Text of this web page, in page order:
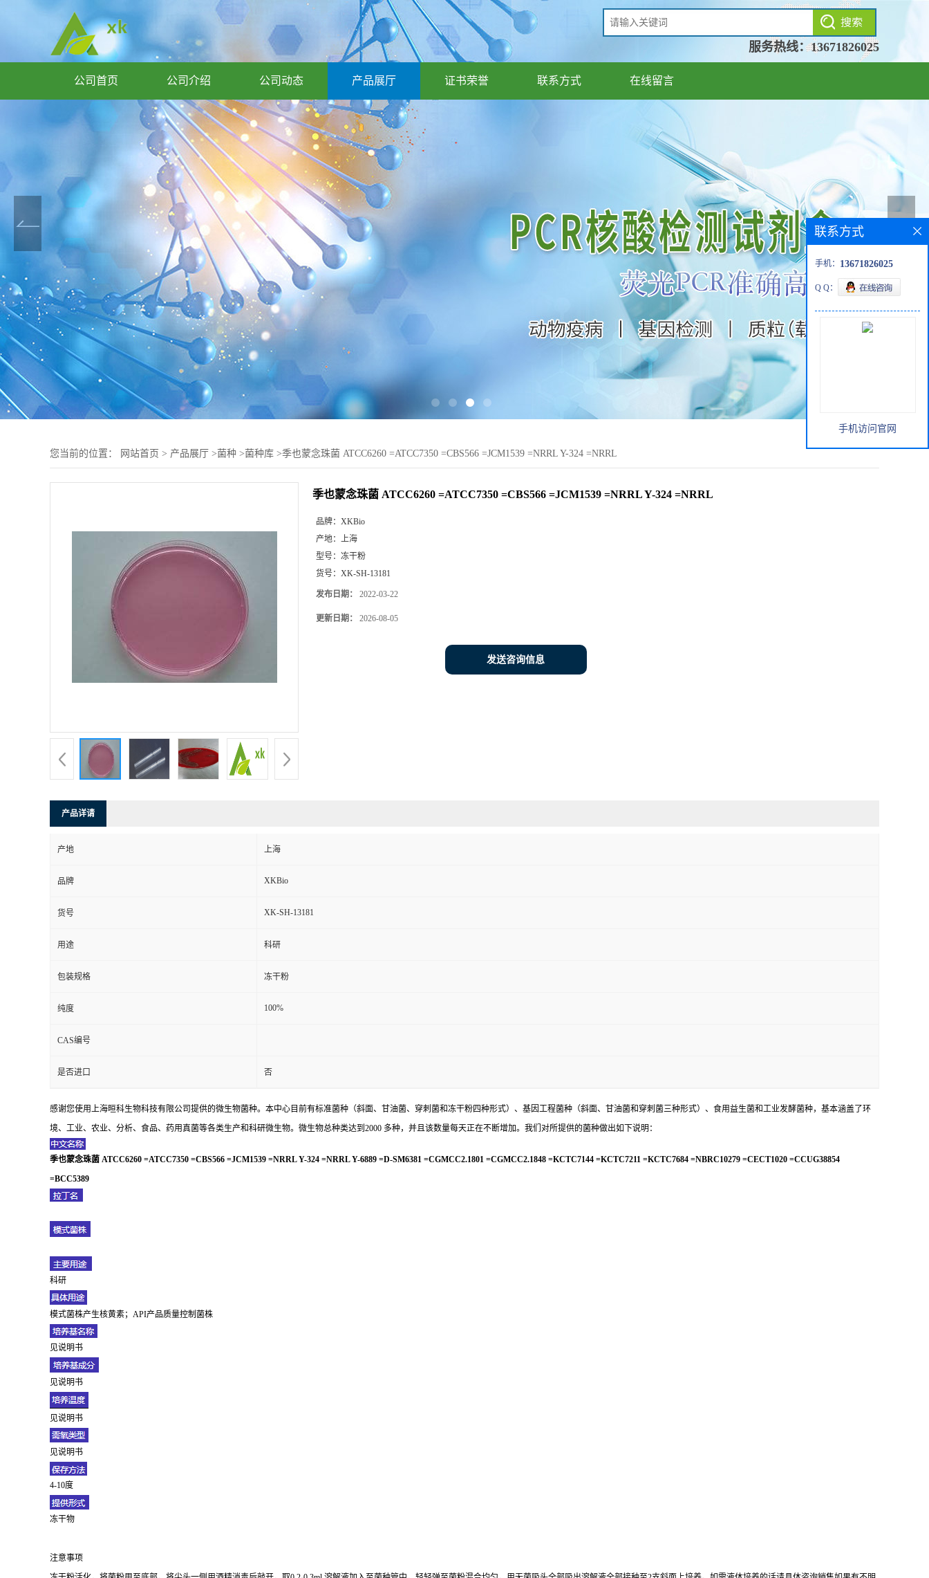
服务热线：13671826025
公司首页 公司介绍 公司动态 产品展厅 证书荣誉 联系方式 在线留言
您当前的位置： 网站首页 > 产品展厅 >菌种 >菌种库 >季也蒙念珠菌 ATCC6260 =ATCC7350 =CBS566 =JCM1539 =NRRL Y-324 =NRRL
季也蒙念珠菌 ATCC6260 =ATCC7350 =CBS566 =JCM1539 =NRRL Y-324 =NRRL
品牌： XKBio
产地： 上海
型号： 冻干粉
货号： XK-SH-13181
发布日期： 2022-03-22
更新日期： 2026-08-05
发送咨询信息
产品详请
产地 上海
品牌 XKBio
货号 XK-SH-13181
用途 科研
包装规格 冻干粉
纯度 100%
CAS编号
是否进口 否
感谢您使用上海晅科生物科技有限公司提供的微生物菌种。本中心目前有标准菌种（斜面、甘油菌、穿刺菌和冻干粉四种形式）、基因工程菌种（斜面、甘油菌和穿刺菌三种形式）、食用益生菌和工业发酵菌种，基本涵盖了环
境、工业、农业、分析、食品、药用真菌等各类生产和科研微生物。微生物总种类达到2000 多种，并且该数量每天正在不断增加。我们对所提供的菌种做出如下说明：
季也蒙念珠菌 ATCC6260 =ATCC7350 =CBS566 =JCM1539 =NRRL Y-324 =NRRL Y-6889 =D-SM6381 =CGMCC2.1801 =CGMCC2.1848 =KCTC7144 =KCTC7211 =KCTC7684 =NBRC10279 =CECT1020 =CCUG38854
=BCC5389
科研
模式菌株产生核黄素；API产品质量控制菌株
见说明书
见说明书
见说明书
见说明书
4-10度
冻干物
注意事项
联系方式
手机： 13671826025
Q Q：
手机访问官网